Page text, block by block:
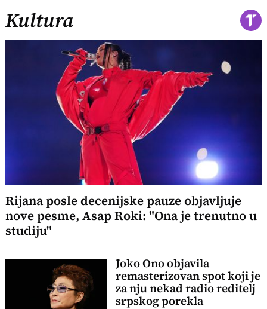
Kultura
Rijana posle decenijske pauze objavljuje
nove pesme, Asap Roki: "Ona je trenutno u
studiju"
Joko Ono objavila
remasterizovan spot koji je
za nju nekad radio reditelj
srpskog porekla